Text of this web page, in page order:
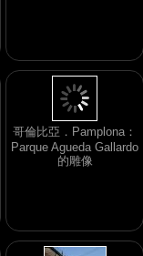
哥倫比亞．Pamplona：
Parque Agueda Gallardo
的雕像